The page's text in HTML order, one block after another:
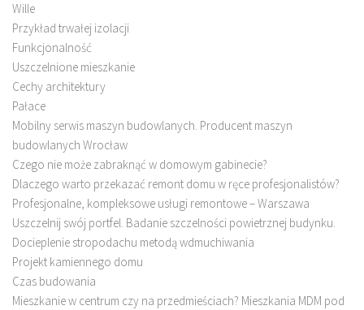
Wille
Przykład trwałej izolacji
Funkcjonalność
Uszczelnione mieszkanie
Cechy architektury
Pałace
Mobilny serwis maszyn budowlanych. Producent maszyn
budowlanych Wrocław
Czego nie może zabraknąć w domowym gabinecie?
Dlaczego warto przekazać remont domu w ręce profesjonalistów?
Profesjonalne, kompleksowe usługi remontowe – Warszawa
Uszczelnij swój portfel. Badanie szczelności powietrznej budynku.
Docieplenie stropodachu metodą wdmuchiwania
Projekt kamiennego domu
Czas budowania
Mieszkanie w centrum czy na przedmieściach? Mieszkania MDM pod